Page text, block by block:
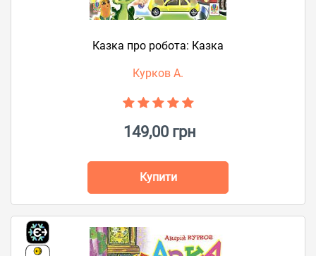
Казка про робота: Казка
Курков А.
149,00 грн
Купити